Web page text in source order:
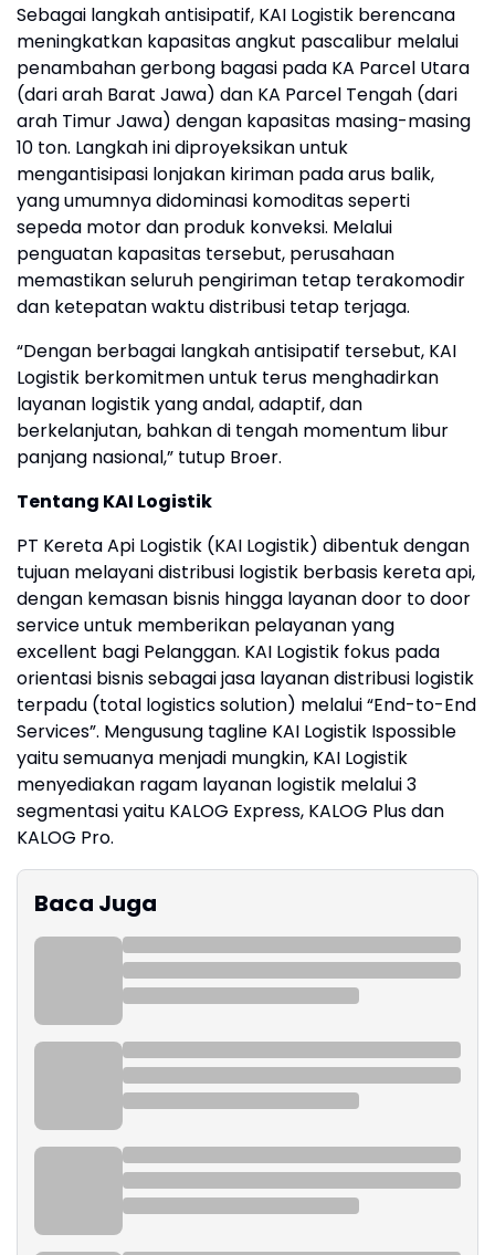
Sebagai langkah antisipatif, KAI Logistik berencana
meningkatkan kapasitas angkut pascalibur melalui
penambahan gerbong bagasi pada KA Parcel Utara
(dari arah Barat Jawa) dan KA Parcel Tengah (dari
arah Timur Jawa) dengan kapasitas masing-masing
10 ton. Langkah ini diproyeksikan untuk
mengantisipasi lonjakan kiriman pada arus balik,
yang umumnya didominasi komoditas seperti
sepeda motor dan produk konveksi. Melalui
penguatan kapasitas tersebut, perusahaan
memastikan seluruh pengiriman tetap terakomodir
dan ketepatan waktu distribusi tetap terjaga.
“Dengan berbagai langkah antisipatif tersebut, KAI
Logistik berkomitmen untuk terus menghadirkan
layanan logistik yang andal, adaptif, dan
berkelanjutan, bahkan di tengah momentum libur
panjang nasional,” tutup Broer.
Tentang KAI Logistik
PT Kereta Api Logistik (KAI Logistik) dibentuk dengan
tujuan melayani distribusi logistik berbasis kereta api,
dengan kemasan bisnis hingga layanan door to door
service untuk memberikan pelayanan yang
excellent bagi Pelanggan. KAI Logistik fokus pada
orientasi bisnis sebagai jasa layanan distribusi logistik
terpadu (total logistics solution) melalui “End-to-End
Services”. Mengusung tagline KAI Logistik Ispossible
yaitu semuanya menjadi mungkin, KAI Logistik
menyediakan ragam layanan logistik melalui 3
segmentasi yaitu KALOG Express, KALOG Plus dan
KALOG Pro.
Baca Juga